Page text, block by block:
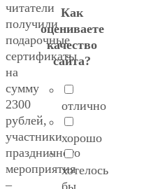
читатели
получили
подарочные
сертификаты
на
сумму
2300
рублей,
участники
праздничного
мероприятия
–
Как
оцениваете
качество
сайта?
отлично
хорошо
хотелось
бы